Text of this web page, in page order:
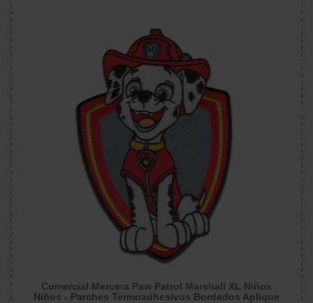
Comercial Mercera Paw Patrol Marshall XL Niños
Niños - Parches Termoadhesivos Bordados Aplique